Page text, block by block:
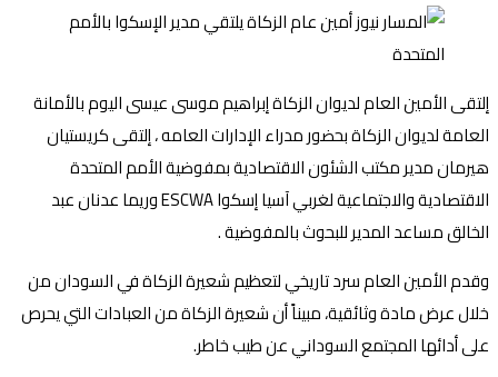
إلتقى الأمين العام لديوان الزكاة إبراهيم موسى عيسى اليوم بالأمانة
العامة لديوان الزكاة بحضور مدراء الإدارات العامه ، إلتقى كريستيان
هيرمان مدير مكتب الشئون الاقتصادية بمفوضية الأمم المتحدة
الاقتصادية والاجتماعية لغربي آسيا إسكوا ESCWA وريما عدنان عبد
الخالق مساعد المدير للبحوث بالمفوضية .
وقدم الأمين العام سرد تاريخي لتعظيم شعيرة الزكاة في السودان من
خلال عرض مادة وثائقية، مبيناً أن شعيرة الزكاة من العبادات التي يحرص
على أدائها المجتمع السوداني عن طيب خاطر.